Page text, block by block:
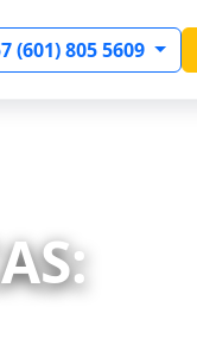
(601) 805 5609